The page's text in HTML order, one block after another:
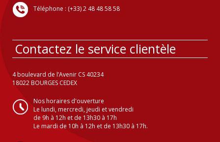
Téléphone : (+33) 2 48 48 58 58
Contactez le service clientèle
4 boulevard de l’Avenir CS 40234
18022 BOURGES CEDEX
Nos horaires d'ouverture
Le lundi, mercredi, jeudi et vendredi
de 9h à 12h et de 13h30 à 17h
Le mardi de 10h à 12h et de 13h30 à 17h.